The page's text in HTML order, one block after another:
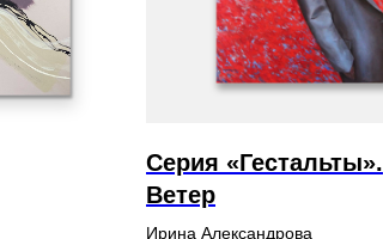
Серия «Гестальты».
Ветер
Ирина Александрова